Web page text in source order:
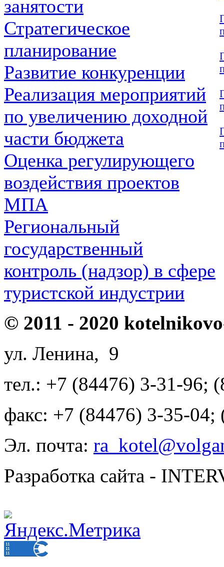
занятости
Стратегическое
планирование
Развитие конкуренции
Реализация мероприятий
по увеличению доходной
части бюджета
Оценка регулирующего
воздействия проектов
МПА
Региональный
государственный
контроль (надзор) в сфере
туристской индустрии
© 2011 - 2020
ул. Ленина, 9
тел.: +7 (84476) 3-31-96;
факс: +7 (84476) 3-35-04;
Эл. почта:
Разработка сайта -